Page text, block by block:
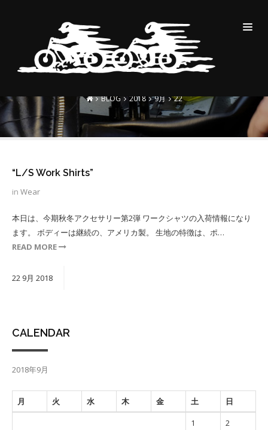
DAILY ARCHIVES:2018-09-
22
BLOG 2018 9月 22
“L/S Work Shirts”
in Wear
本日は、今期秋冬アクセサリー第2弾 ワークシャツの入荷情報になり
ます。 ボディーは継続の、アメリカ製。 生地の特徴は、ポ…
READ MORE
22 9月 2018
CALENDAR
2018年9月
月 火 水 木 金 土 日
1
2